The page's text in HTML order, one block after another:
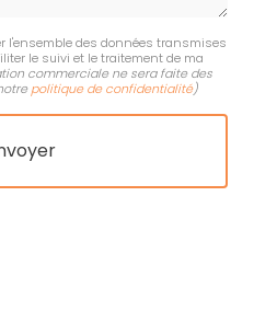
l'ensemble des données transmises
le suivi et le traitement de ma
commerciale ne sera faite des
politique de confidentialité)